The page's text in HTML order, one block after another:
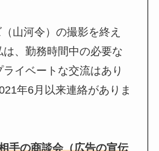
山河令）の撮影を終え
、勤務時間中の必要な
イベートな交流はあり
年6月以来連絡がありま
手の商談会（広告の宣伝